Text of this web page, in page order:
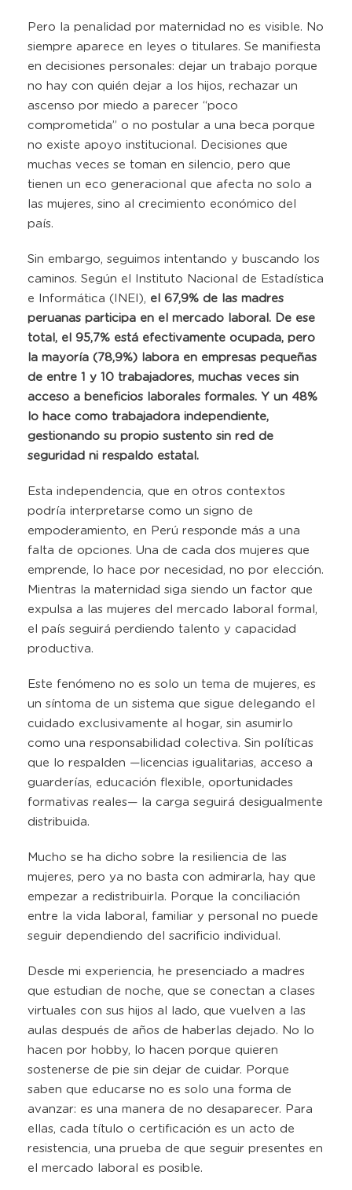
Pero la penalidad por maternidad no es visible. No
siempre aparece en leyes o titulares. Se manifiesta
en decisiones personales: dejar un trabajo porque
no hay con quién dejar a los hijos, rechazar un
ascenso por miedo a parecer “poco
comprometida” o no postular a una beca porque
no existe apoyo institucional. Decisiones que
muchas veces se toman en silencio, pero que
tienen un eco generacional que afecta no solo a
las mujeres, sino al crecimiento económico del
país.
Sin embargo, seguimos intentando y buscando los
caminos. Según el Instituto Nacional de Estadística
e Informática (INEI), el 67,9% de las madres
peruanas participa en el mercado laboral. De ese
total, el 95,7% está efectivamente ocupada, pero
la mayoría (78,9%) labora en empresas pequeñas
de entre 1 y 10 trabajadores, muchas veces sin
acceso a beneficios laborales formales. Y un 48%
lo hace como trabajadora independiente,
gestionando su propio sustento sin red de
seguridad ni respaldo estatal.
Esta independencia, que en otros contextos
podría interpretarse como un signo de
empoderamiento, en Perú responde más a una
falta de opciones. Una de cada dos mujeres que
emprende, lo hace por necesidad, no por elección.
Mientras la maternidad siga siendo un factor que
expulsa a las mujeres del mercado laboral formal,
el país seguirá perdiendo talento y capacidad
productiva.
Este fenómeno no es solo un tema de mujeres, es
un síntoma de un sistema que sigue delegando el
cuidado exclusivamente al hogar, sin asumirlo
como una responsabilidad colectiva. Sin políticas
que lo respalden —licencias igualitarias, acceso a
guarderías, educación flexible, oportunidades
formativas reales— la carga seguirá desigualmente
distribuida.
Mucho se ha dicho sobre la resiliencia de las
mujeres, pero ya no basta con admirarla, hay que
empezar a redistribuirla. Porque la conciliación
entre la vida laboral, familiar y personal no puede
seguir dependiendo del sacrificio individual.
Desde mi experiencia, he presenciado a madres
que estudian de noche, que se conectan a clases
virtuales con sus hijos al lado, que vuelven a las
aulas después de años de haberlas dejado. No lo
hacen por hobby, lo hacen porque quieren
sostenerse de pie sin dejar de cuidar. Porque
saben que educarse no es solo una forma de
avanzar: es una manera de no desaparecer. Para
ellas, cada título o certificación es un acto de
resistencia, una prueba de que seguir presentes en
el mercado laboral es posible.